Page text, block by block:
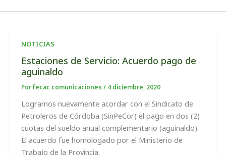
NOTICIAS
Estaciones de Servicio: Acuerdo pago de
aguinaldo
Porfecac comunicaciones / 4 diciembre, 2020
Logramos nuevamente acordar con el Sindicato de
Petroleros de Córdoba (SinPeCor) el pago en dos (2)
cuotas del sueldo anual complementario (aguinaldo).
El acuerdo fue homologado por el Ministerio de
Trabajo de la Provincia.